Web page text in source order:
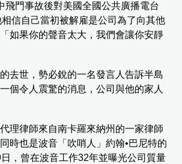
飛門事故後對美國全國公共廣播電台
相信自己當初被解雇是公司為了向其他
如果你的聲音太大，我們會讓你安靜
去世，勢必銳的一名發言人告訴半島
個令人震驚的消息，公司與他的家人
理律師來自南卡羅來納州的一家律師
時也是波音「吹哨人」約翰•巴尼特的
，曾在波音工作32年並曝光公司質量